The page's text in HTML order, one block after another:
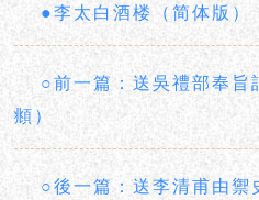
●李太白酒楼（简体版）
○前一篇：送吳禮部奉旨
頫）
○後一篇：送李清甫由禦